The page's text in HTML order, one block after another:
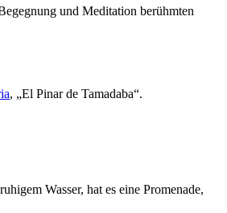
und Meditation berühmten
, „El Pinar de Tamadaba“.
Wasser, hat es eine Promenade,